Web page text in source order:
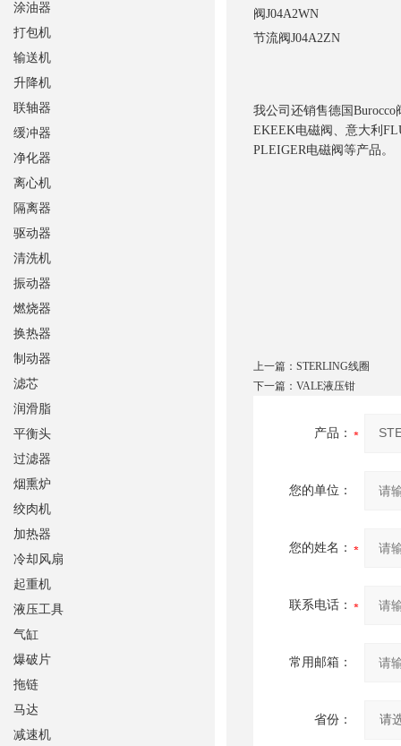
阀J04A2WN
节流阀J04A2ZN
我公司还销售德国
EKEEK电磁阀、意大利
PLEIGER电磁阀等产品。
上一篇： STERLING线圈
下一篇： VALE液压钳
产品：
您的单位：
您的姓名：
联系电话：
常用邮箱：
省份：
涂油器
打包机
输送机
升降机
联轴器
缓冲器
净化器
离心机
隔离器
驱动器
清洗机
振动器
燃烧器
换热器
制动器
滤芯
润滑脂
平衡头
过滤器
烟熏炉
绞肉机
加热器
冷却风扇
起重机
液压工具
气缸
爆破片
拖链
马达
减速机